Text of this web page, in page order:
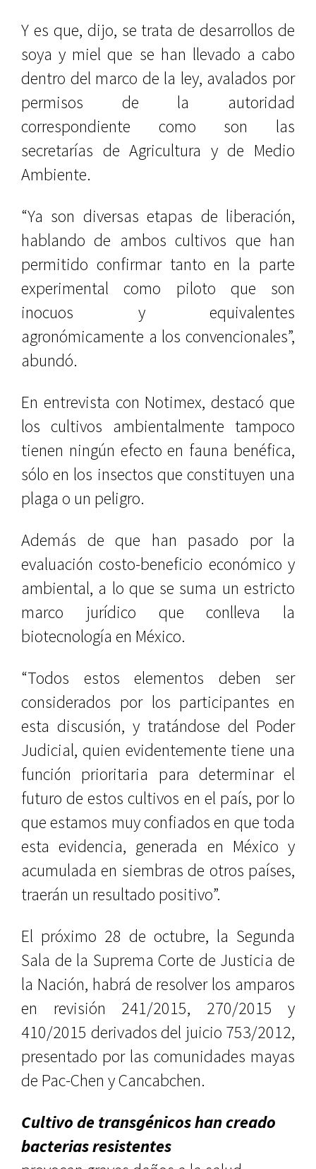
Y es que, dijo, se trata de desarrollos de
soya y miel que se han llevado a cabo
dentro del marco de la ley, avalados por
permisos de la autoridad
correspondiente como son las
secretarías de Agricultura y de Medio
Ambiente.
“Ya son diversas etapas de liberación,
hablando de ambos cultivos que han
permitido confirmar tanto en la parte
experimental como piloto que son
inocuos y equivalentes
agronómicamente a los convencionales”,
abundó.
En entrevista con Notimex, destacó que
los cultivos ambientalmente tampoco
tienen ningún efecto en fauna benéfica,
sólo en los insectos que constituyen una
plaga o un peligro.
Además de que han pasado por la
evaluación costo-beneficio económico y
ambiental, a lo que se suma un estricto
marco jurídico que conlleva la
biotecnología en México.
“Todos estos elementos deben ser
considerados por los participantes en
esta discusión, y tratándose del Poder
Judicial, quien evidentemente tiene una
función prioritaria para determinar el
futuro de estos cultivos en el país, por lo
que estamos muy confiados en que toda
esta evidencia, generada en México y
acumulada en siembras de otros países,
traerán un resultado positivo”.
El próximo 28 de octubre, la Segunda
Sala de la Suprema Corte de Justicia de
la Nación, habrá de resolver los amparos
en revisión 241/2015, 270/2015 y
410/2015 derivados del juicio 753/2012,
presentado por las comunidades mayas
de Pac-Chen y Cancabchen.
Cultivo de transgénicos han creado
bacterias resistentes